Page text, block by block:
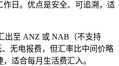
作日。优点是安全、可追溯，适
出至 ANZ 或 NAB（不支持
无电报费，但汇率比中间价略
适合每月生活费汇入。